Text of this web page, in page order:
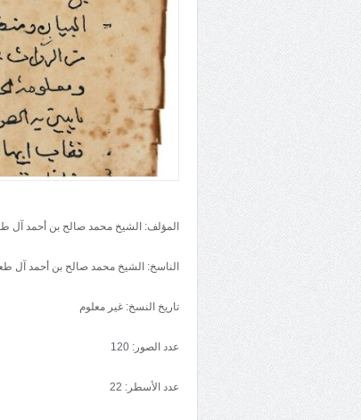
المؤلف: الشيخ محمد صالح بن أحمد آل
الناسخ: الشيخ محمد صالح بن أحمد آل
تاريخ النسخ: غير معلوم
عدد الصور: 120
عدد الأسطر: 22